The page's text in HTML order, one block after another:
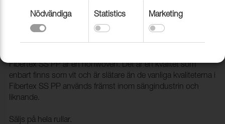
Nonwoven Spunbond Black, 70g,
160cm, 250m/rl
1904211
Fibertex SS PP är en nonwoven. Det är en kvalitet som
enbart finns som vit och är slätare än de vanliga kvaliteterna i
Fibertex SS PP används främst inom sängindustrin och
liknande.
Säljs på hela rullar.
Nödvändiga Statistics Marketing